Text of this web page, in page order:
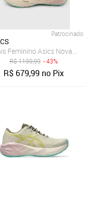
Patrocinado
Feminino Asics Novablast
R$1199,99 - 43%
R$ 679,99 no Pix